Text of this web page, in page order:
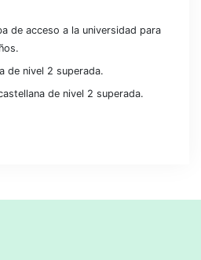
de acceso a la universidad para
de nivel 2 superada.​
de nivel 2 superada.